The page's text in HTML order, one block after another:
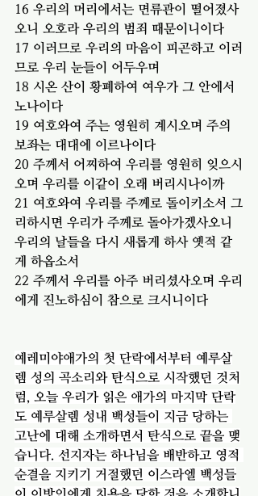
16 우리의 머리에서는 면류관이 떨어졌사
오니 오호라 우리의 범죄 때문이니이다
17 이러므로 우리의 마음이 피곤하고 이러
므로 우리 눈들이 어두우며
18 시온 산이 황폐하여 여우가 그 안에서
노나이다
19 여호와여 주는 영원히 계시오며 주의
보좌는 대대에 이르나이다
20 주께서 어찌하여 우리를 영원히 잊으시
오며 우리를 이같이 오래 버리시나이까
21 여호와여 우리를 주께로 돌이키소서 그
리하시면 우리가 주께로 돌아가겠사오니
우리의 날들을 다시 새롭게 하사 옛적 같
게 하옵소서
22 주께서 우리를 아주 버리셨사오며 우리
에게 진노하심이 참으로 크시니이다
예레미야애가의 첫 단락에서부터 예루살
렘 성의 곡소리와 탄식으로 시작했던 것처
럼, 오늘 우리가 읽은 애가의 마지막 단락
도 예루살렘 성내 백성들이 지금 당하는
고난에 대해 소개하면서 탄식으로 끝을 맺
습니다. 선지자는 하나님을 배반하고 영적
순결을 지키기 거절했던 이스라엘 백성들